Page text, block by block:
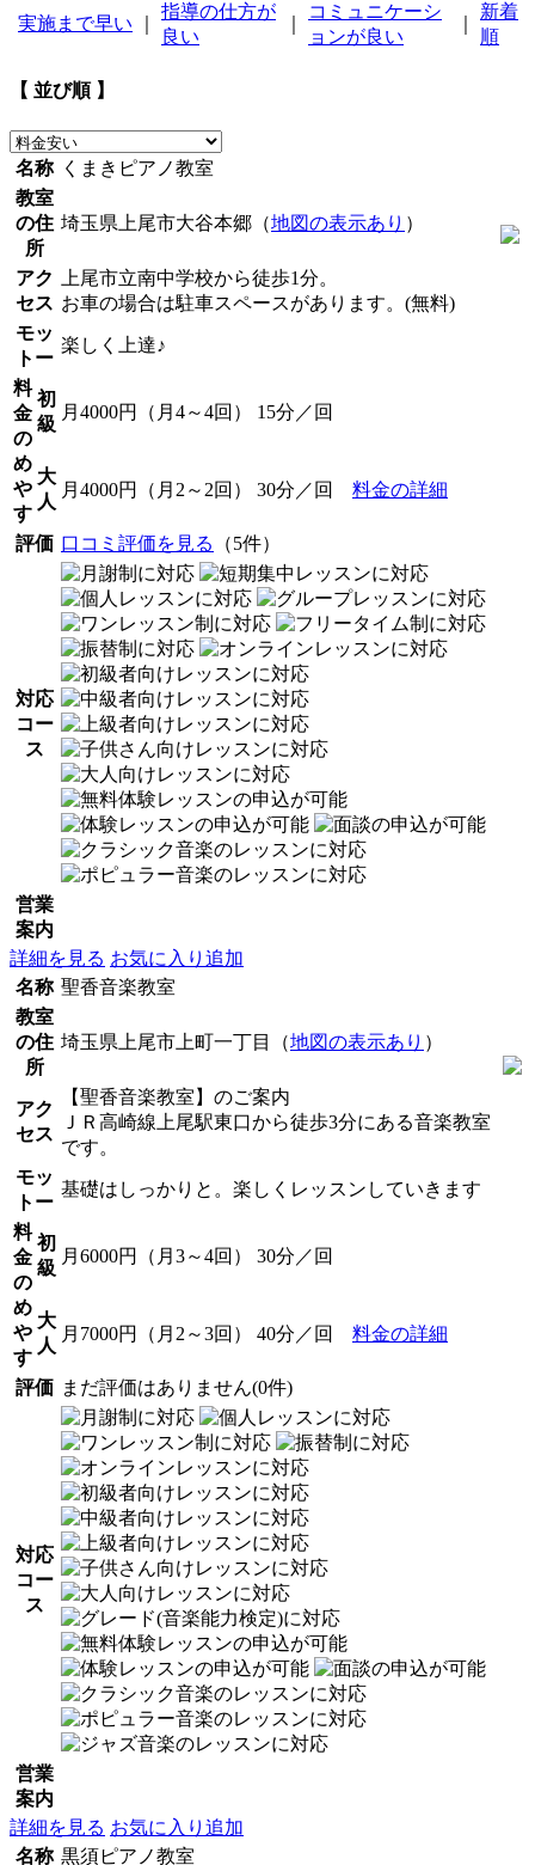
実施まで早い
指導の仕方が
良い
コミュニケーシ
ョンが良い
新着
順
【 並び順 】
名称 くまきピアノ教室
教室
の住
所
埼玉県上尾市大谷本郷（地図の表示あり ）
アク
セス
上尾市立南中学校から徒歩1分。
お車の場合は駐車スペースがあります。(無料)
モッ
トー
楽しく上達♪
料
金
の
め
や
す
初
級
月4000円（月4～4回） 15分／回
大
人
月4000円（月2～2回） 30分／回 料金の詳細
評価 口コミ評価を見る （5件）
対応
コー
ス
営業
案内
詳細を見る お気に入り追加
名称 聖香音楽教室
教室
の住
所
埼玉県上尾市上町一丁目（地図の表示あり ）
アク
セス
【聖香音楽教室】のご案内
ＪＲ高崎線上尾駅東口から徒歩3分にある音楽教室
です。
モッ
トー
基礎はしっかりと。楽しくレッスンしていきます
料
金
の
め
や
す
初
級
月6000円（月3～4回） 30分／回
大
人
月7000円（月2～3回） 40分／回 料金の詳細
評価 まだ評価はありません(0件)
対応
コー
ス
営業
案内
詳細を見る お気に入り追加
名称 黒須ピアノ教室